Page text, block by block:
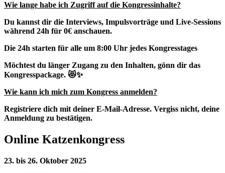
Wie lange habe ich Zugriff auf die Kongressinhalte?
Du kannst dir die Interviews, Impulsvorträge und Live-Sessions
während 24h für 0€ anschauen.
Die 24h starten für alle um 8:00 Uhr jedes Kongresstages
Möchtest du länger Zugang zu den Inhalten, gönn dir das
Kongresspackage. 😻✨
Wie kann ich mich zum Kongress anmelden?
Registriere dich mit deiner E-Mail-Adresse. Vergiss nicht, deine
Anmeldung zu bestätigen.
Online Katzenkongress
23. bis 26. Oktober 2025